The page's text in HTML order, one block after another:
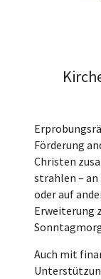
Förderung
Christen
strahlen – an
oder auf
Erweiterung
Auch mit